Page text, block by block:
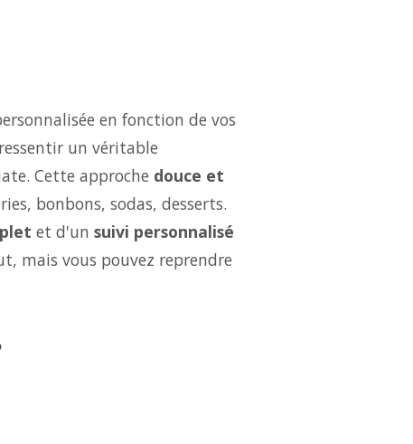
en fonction de vos
un véritable
Cette approche douce et
bonbons, sodas, desserts.
et d'un suivi personnalisé
mais vous pouvez reprendre